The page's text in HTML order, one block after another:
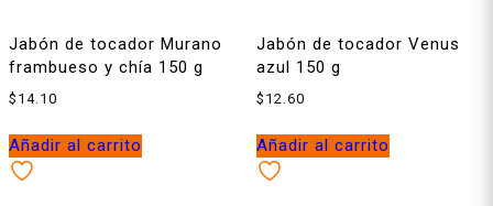
Jabón de tocador Murano
frambueso y chía 150 g
$ 14.10
Añadir al carrito
Jabón de tocador Venus
azul 150 g
$ 12.60
Añadir al carrito